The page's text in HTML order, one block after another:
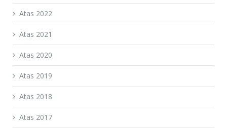
Atas 2022
Atas 2021
Atas 2020
Atas 2019
Atas 2018
Atas 2017